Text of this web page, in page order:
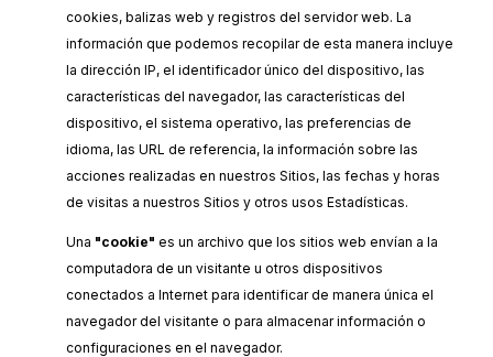
cookies, balizas web y registros del servidor web. La
información que podemos recopilar de esta manera incluye
la dirección IP, el identificador único del dispositivo, las
características del navegador, las características del
dispositivo, el sistema operativo, las preferencias de
idioma, las URL de referencia, la información sobre las
acciones realizadas en nuestros Sitios, las fechas y horas
de visitas a nuestros Sitios y otros usos Estadísticas.
Una "cookie" es un archivo que los sitios web envían a la
computadora de un visitante u otros dispositivos
conectados a Internet para identificar de manera única el
navegador del visitante o para almacenar información o
configuraciones en el navegador.